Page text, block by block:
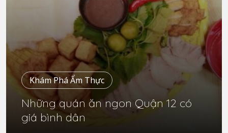
Khám Phá Ẩm Thực
Những quán ăn ngon Quận 12 có
giá bình dân